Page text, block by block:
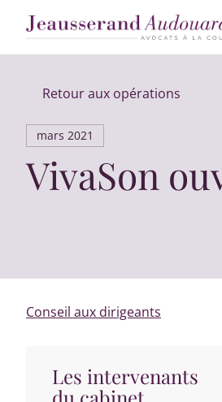
Retour aux opérations
mars 2021
VivaSon
Conseil aux dirigeants
Les intervenants